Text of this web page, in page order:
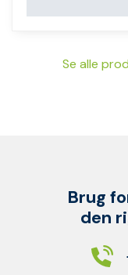
Se alle
Brug
den